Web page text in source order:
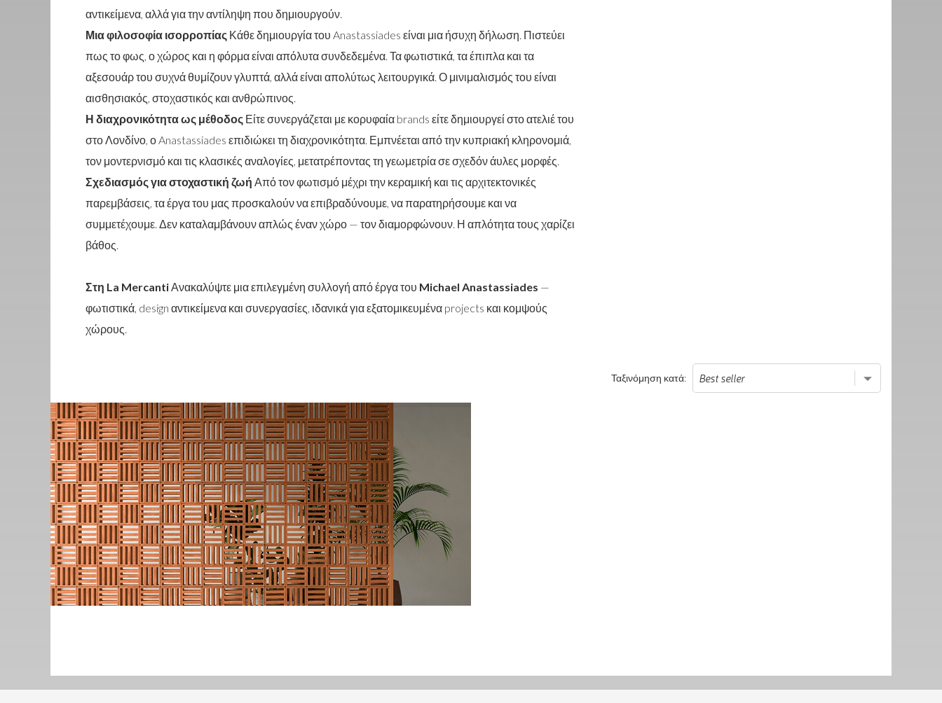
αντικείμενα, αλλά για την αντίληψη που δημιουργούν.
Μια φιλοσοφία ισορροπίας Κάθε δημιουργία του Anastassiades είναι μια ήσυχη δήλωση. Πιστεύει
πως το φως, ο χώρος και η φόρμα είναι απόλυτα συνδεδεμένα. Τα φωτιστικά, τα έπιπλα και τα
αξεσουάρ του συχνά θυμίζουν γλυπτά, αλλά είναι απολύτως λειτουργικά. Ο μινιμαλισμός του είναι
αισθησιακός, στοχαστικός και ανθρώπινος.
Η διαχρονικότητα ως μέθοδος Είτε συνεργάζεται με κορυφαία brands είτε δημιουργεί στο ατελιέ του
στο Λονδίνο, ο Anastassiades επιδιώκει τη διαχρονικότητα. Εμπνέεται από την κυπριακή κληρονομιά,
τον μοντερνισμό και τις κλασικές αναλογίες, μετατρέποντας τη γεωμετρία σε σχεδόν άυλες μορφές.
Σχεδιασμός για στοχαστική ζωή Από τον φωτισμό μέχρι την κεραμική και τις αρχιτεκτονικές
παρεμβάσεις, τα έργα του μας προσκαλούν να επιβραδύνουμε, να παρατηρήσουμε και να
συμμετέχουμε. Δεν καταλαμβάνουν απλώς έναν χώρο — τον διαμορφώνουν. Η απλότητα τους χαρίζει
βάθος.
Στη La MercantiΑνακαλύψτε μια επιλεγμένη συλλογή από έργα του Michael Anastassiades —
φωτιστικά, design αντικείμενα και συνεργασίες, ιδανικά για εξατομικευμένα projects και κομψούς
χώρους.
Ταξινόμηση κατά: